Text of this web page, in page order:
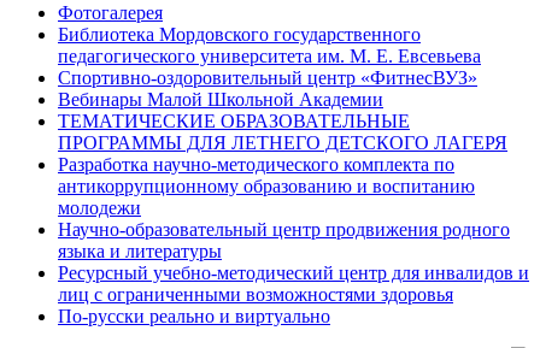
Фотогалерея
Библиотека Мордовского государственного
педагогического университета им. М. Е. Евсевьева
Спортивно-оздоровительный центр «ФитнесВУЗ»
Вебинары Малой Школьной Академии
ТЕМАТИЧЕСКИЕ ОБРАЗОВАТЕЛЬНЫЕ
ПРОГРАММЫ ДЛЯ ЛЕТНЕГО ДЕТСКОГО ЛАГЕРЯ
Разработка научно-методического комплекта по
антикоррупционному образованию и воспитанию
молодежи
Научно-образовательный центр продвижения родного
языка и литературы
Ресурсный учебно-методический центр для инвалидов и
лиц с ограниченными возможностями здоровья
По-русски реально и виртуально